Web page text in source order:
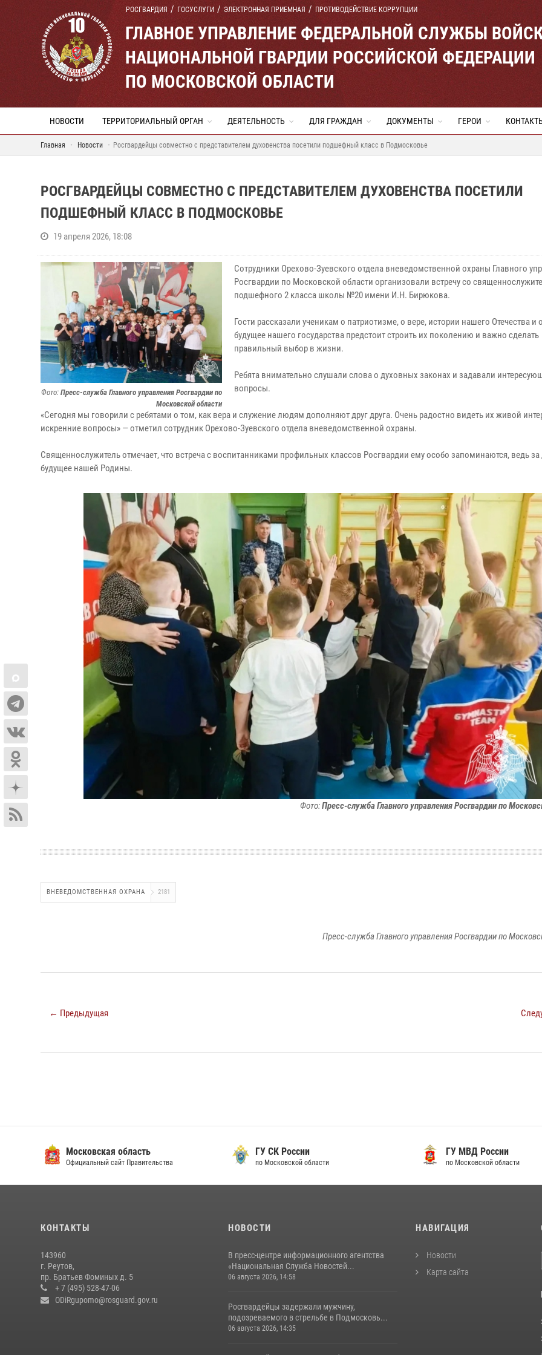
РОСГВАРДИЯ ГОСУСЛУГИ ЭЛЕКТРОННАЯ ПРИЕМНАЯ ПРОТИВОДЕЙСТВИЕ КОРРУПЦИИ
ГЛАВНОЕ УПРАВЛЕНИЕ ФЕДЕРАЛЬНОЙ СЛУЖБЫ
НАЦИОНАЛЬНОЙ ГВАРДИИ РОССИЙСКОЙ ФЕДЕРАЦИИ
ПО МОСКОВСКОЙ ОБЛАСТИ
НОВОСТИ ТЕРРИТОРИАЛЬНЫЙ ОРГАН ДЕЯТЕЛЬНОСТЬ ДЛЯ ГРАЖДАН ДОКУМЕНТЫ ГЕРОИ
Главная Новости Росгвардейцы совместно с представителем духовенства посетили подшефный класс в Подмосковье
РОСГВАРДЕЙЦЫ СОВМЕСТНО С ПРЕДСТАВИТЕЛЕМ ДУХОВЕНСТВА ПОСЕТИЛИ
ПОДШЕФНЫЙ КЛАСС В ПОДМОСКОВЬЕ
19 апреля 2026, 18:08
Фото: Пресс-служба Главного управления Росгвардии по
Московской области
Сотрудники Орехово-Зуевского отдела вневедомственной охраны Главного
Росгвардии по Московской области организовали встречу со
подшефного 2 класса школы №20 имени И.Н. Бирюкова.
Гости рассказали ученикам о патриотизме, о вере, истории нашего Отечества и
будущее нашего государства предстоит строить их поколению и важно сделать
правильный выбор в жизни.
Ребята внимательно слушали слова о духовных законах и задавали
вопросы.
«Сегодня мы говорили с ребятами о том, как вера и служение людям дополняют друг друга. Очень радостно видеть их живой
искренние вопросы» — отметил сотрудник Орехово-Зуевского отдела вневедомственной охраны.
Священнослужитель отмечает, что встреча с воспитанниками профильных классов Росгвардии ему особо запоминаются, ведь
будущее нашей Родины.
Фото:Пресс-служба Главного управления Росгвардии по
ВНЕВЕДОМСТВЕННАЯ ОХРАНА 2181
Пресс-служба Главного управления Росгвардии по
← Предыдущая
Московская область
Официальный сайт Правительства
ГУ СК России
по Московской области
ГУ МВД России
по Московской области
КОНТАКТЫ
143960
г. Реутов,
пр. Братьев Фоминых д. 5
+ 7 (495) 528-47-06
ODiRgupomo@rosguard.gov.ru
НОВОСТИ
В пресс-центре информационного агентства
«Национальная Служба Новостей...
06 августа 2026, 14:58
Росгвардейцы задержали мужчину,
подозреваемого в стрельбе в Подмосковь...
06 августа 2026, 14:35
НАВИГАЦИЯ
Новости
Карта сайта